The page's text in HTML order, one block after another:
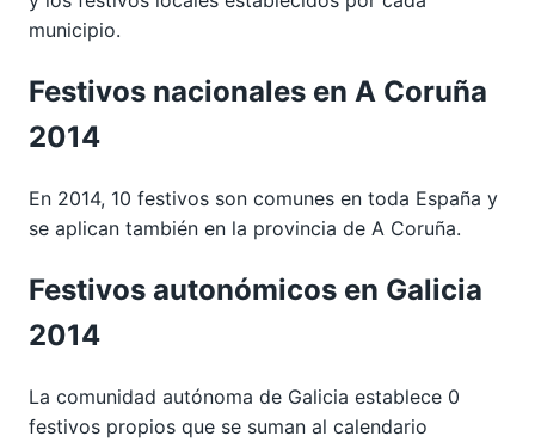
municipio.
Festivos nacionales en A Coruña
2014
En 2014, 10 festivos son comunes en toda España y
se aplican también en la provincia de A Coruña.
Festivos autonómicos en Galicia
2014
La comunidad autónoma de Galicia establece 0
festivos propios que se suman al calendario